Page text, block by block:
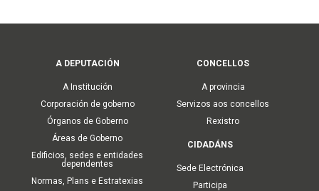
navigation
A DEPUTACIÓN
A Institución
Corporación de goberno
Órganos de Goberno
Áreas de Goberno
Edificios, sedes e entidades
dependentes
Normas, Plans e Estratexias
CONCELLOS
A provincia
Servizos aos concellos
Rexistro
CIDADÁNS
Sede Electrónica
Participa